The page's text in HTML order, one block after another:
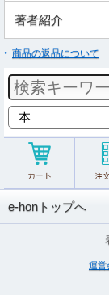
著者紹介
商品の返品について
e-honトップへ
運営